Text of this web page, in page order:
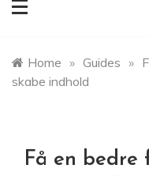
Home » Guides »
skabe indhold
Få en bedre